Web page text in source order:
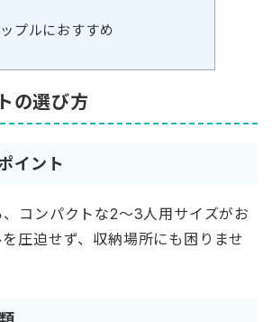
プルにおすすめ
の選び方
イント
コンパクトな2～3人用サイズがお
圧迫せず、収納場所にも困りませ